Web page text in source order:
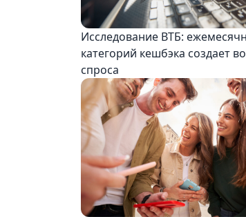
Исследование ВТБ:
категорий кешбэка создает
спроса